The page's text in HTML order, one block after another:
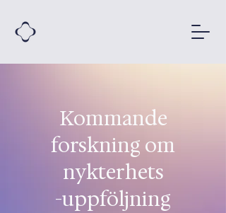
Kommande
forskning om
nykterhets
-uppföljning